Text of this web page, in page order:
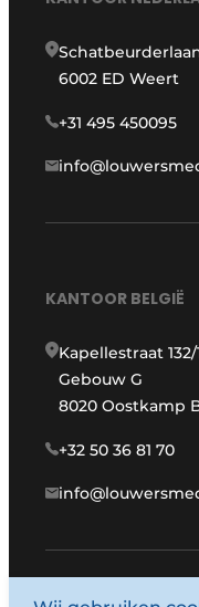
6002 ED Weert
+31 495 450095
KANTOOR BELGIË
Kapellestraat 132/
Gebouw G
8020 Oostkamp
+32 50 36 81 70